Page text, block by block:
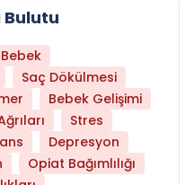
Saç Dökülmesi
Bebek Gelişimi
Stres
Depresyon
Opiat Bağımlılığı